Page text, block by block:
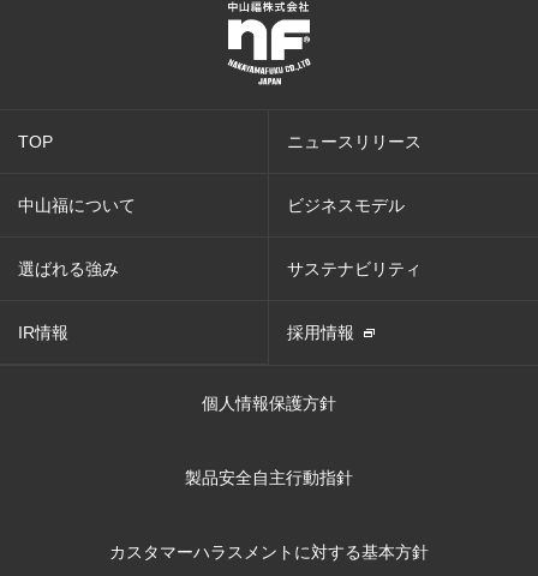
TOP ニュースリリース
中山福について ビジネスモデル
選ばれる強み サステナビリティ
IR情報 採用情報
個人情報保護方針
製品安全自主行動指針
カスタマーハラスメントに対する基本方針